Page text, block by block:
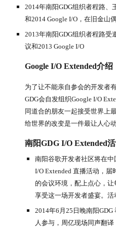
2014年南阳GDG组织者程路、
和2014 Google I/O，在旧金山
2013年南阳GDG组织者程路受
议和2013 Google I/O
Google I/O Extended介绍
为了让不能亲自参会的开发者
GDG会自发组织Google I/O
同道合的朋友一起接受世界上
给世界的改变是一件最让人心动
南阳GDG I/O Extended
南阳谷歌开发者社区将在
I/O Extended 直播活动，
的会议环境，配上点心，
享受这一场开发者盛宴。
2014年6月25日晚南阳GDG
人参与，周亿现场同声翻